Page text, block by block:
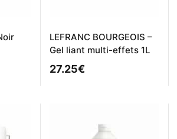
LEFRANC BOURGEOIS –
Gel liant multi-effets 1L
27.25€